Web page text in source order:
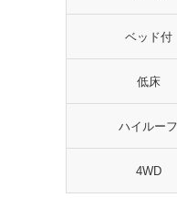
ベッド付
低床
ハイルーフ
4WD